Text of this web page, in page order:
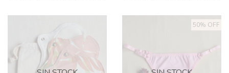
50% OFF